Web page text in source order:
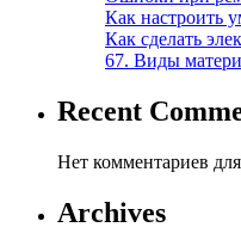
Как настроить
Как сделать
67. Виды
Recent
Нет комментариев
Archives